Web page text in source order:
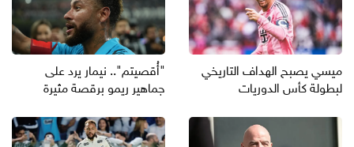
ميسي يصبح الهداف التاريخي
لبطولة كأس الدوريات
"أُقصيتم".. نيمار يرد على
جماهير ريمو برقصة مثيرة